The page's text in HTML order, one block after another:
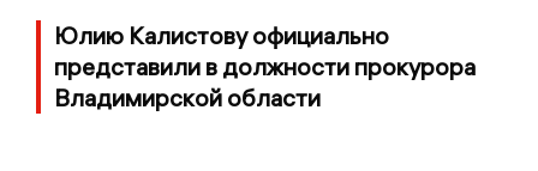
Юлию Калистову официально
представили в должности прокурора
Владимирской области